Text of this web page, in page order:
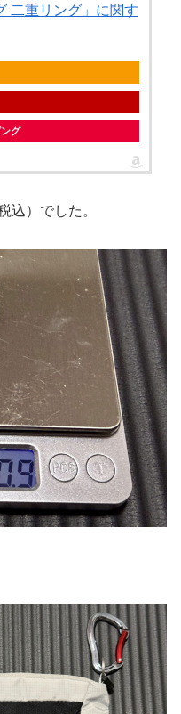
二重リング」に関す
グ
込）でした。